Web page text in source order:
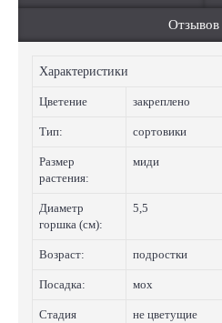
Характеристики
Цветение закреплено
Тип: сортовики
Размер
растения:
миди
Диаметр
горшка (см):
5,5
Возраст: подростки
Посадка: мох
Стадия
не цветущие